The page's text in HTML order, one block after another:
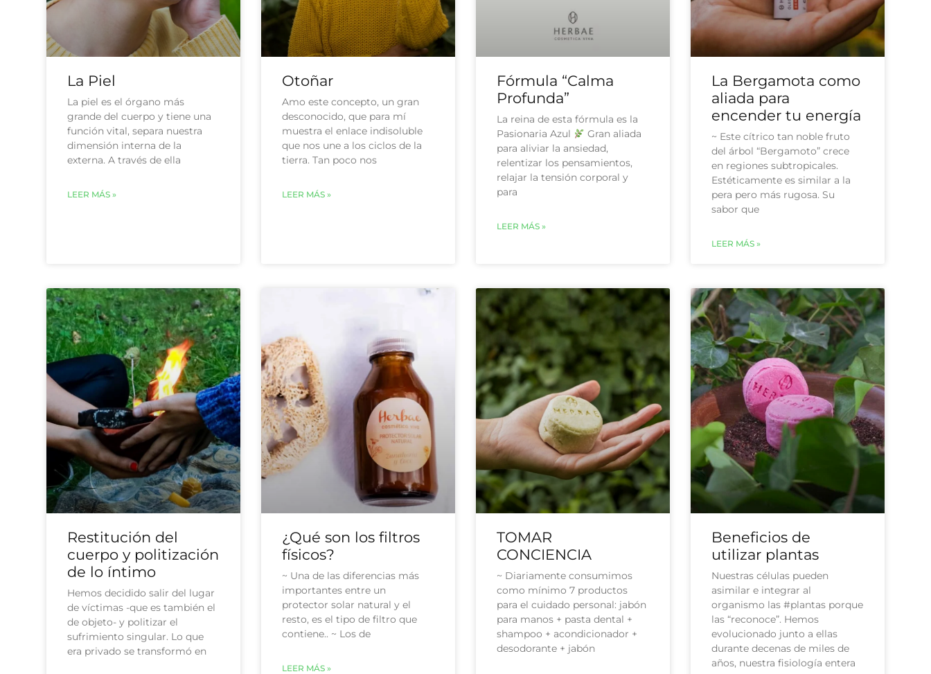
La Piel
La piel es el órgano más
grande del cuerpo y tiene una
función vital, separa nuestra
dimensión interna de la
externa. A través de ella
LEER MÁS »
Otoñar
Amo este concepto, un gran
desconocido, que para mí
muestra el enlace indisoluble
que nos une a los ciclos de la
tierra. Tan poco nos
LEER MÁS »
Fórmula “Calma
Profunda”
La reina de esta fórmula es la
Pasionaria Azul
Gran aliada
para aliviar la ansiedad,
relentizar los pensamientos,
relajar la tensión corporal y
para
LEER MÁS »
La Bergamota como
aliada para
encender tu energía
~ Este cítrico tan noble fruto
del árbol “Bergamoto” crece
en regiones subtropicales.
Estéticamente es similar a la
pera pero más rugosa. Su
sabor que
LEER MÁS »
Restitución del
cuerpo y politización
de lo íntimo
Hemos decidido salir del lugar
de víctimas -que es también el
de objeto- y politizar el
sufrimiento singular. Lo que
era privado se transformó en
¿Qué son los filtros
físicos?
~ Una de las diferencias más
importantes entre un
protector solar natural y el
resto, es el tipo de filtro que
contiene.. ~ Los de
LEER MÁS »
TOMAR
CONCIENCIA
~ Diariamente consumimos
como mínimo 7 productos
para el cuidado personal: jabón
para manos + pasta dental +
shampoo + acondicionador +
desodorante + jabón
Beneficios de
utilizar plantas
Nuestras células pueden
asimilar e integrar al
organismo las #plantas porque
las “reconoce”. Hemos
evolucionado junto a ellas
durante decenas de miles de
años, nuestra fisiología entera